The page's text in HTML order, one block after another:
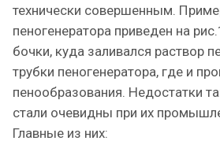
технически совершенным.
пеногенератора приведен на
бочки, куда заливался раствор
трубки пеногенератора, где и
пенообразования. Недостатки
стали очевидны при их
Главные из них: